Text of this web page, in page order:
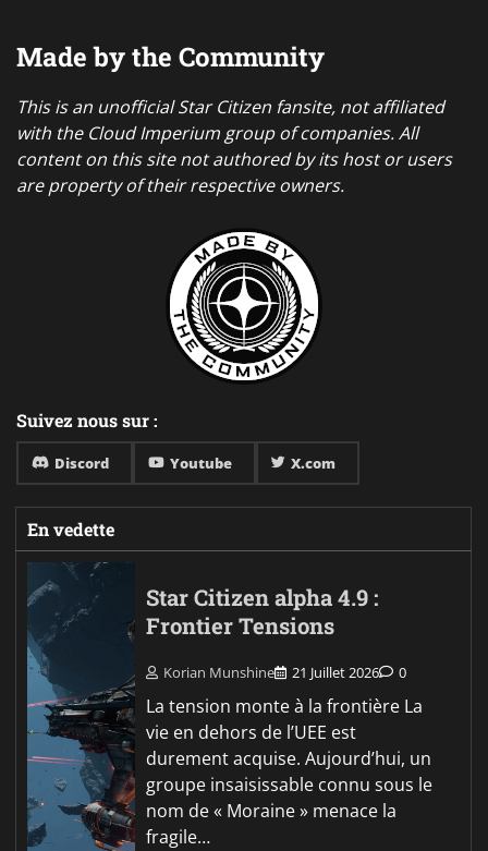
Made by the Community
This is an unofficial Star Citizen fansite, not affiliated
with the Cloud Imperium group of companies. All
content on this site not authored by its host or users
are property of their respective owners.
Suivez nous sur :
Discord Youtube X.com
En vedette
Star Citizen alpha 4.9 :
Frontier Tensions
Korian Munshine 21 Juillet 2026 0
La tension monte à la frontière La
vie en dehors de l’UEE est
durement acquise. Aujourd’hui, un
groupe insaisissable connu sous le
nom de « Moraine » menace la
fragile…